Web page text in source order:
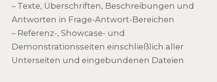
– Texte, Überschriften, Beschreibungen und
Antworten in Frage-Antwort-Bereichen
– Referenz-, Showcase- und
Demonstrationsseiten einschließlich aller
Unterseiten und eingebundenen Dateien